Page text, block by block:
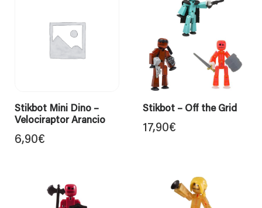
Stikbot Mini Dino –
Velociraptor Arancio
6,90€
Stikbot – Off the Grid
17,90€